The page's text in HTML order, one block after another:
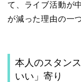
て、ライブ活動が
が減った理由の一
本人のスタン
いい」寄り